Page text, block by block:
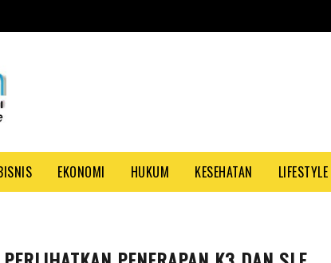
EKONOMI HUKUM KESEHATAN LIFESTYLE